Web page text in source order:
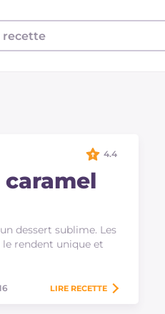
caramel
dessert sublime. Les
rendent unique et
4.4
LIRE RECETTE